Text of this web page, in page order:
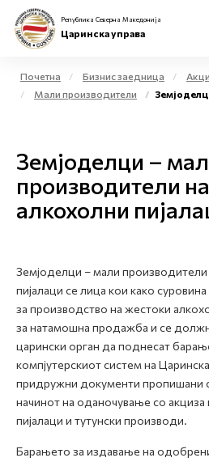
Физички лица
Бизнис заедница
Медиа центар
Контакт
Е-Весник
Република Северна Македонија
Царинска управа
Почетна Бизнис заедница
Мали производители
Земјоделци – мали
Земјоделци –
производители
алкохолни
Земјоделци – мали
пијалаци се лица кои како
за производство на жестоки
за натамошна продажба и се
царински орган да поднесат
компјутерскиот систем на
придружни документи пропишани
начинот на оданочување со акциза
пијалаци и тутунски производи.
Барањето за издавање на